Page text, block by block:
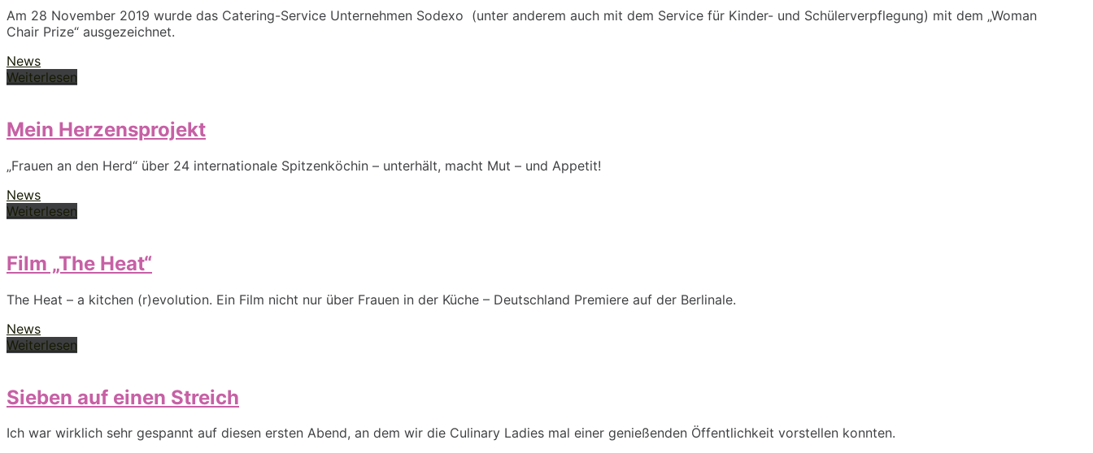
Am 28 November 2019 wurde das Catering-Service Unternehmen Sodexo (unter anderem auch mit dem Service für Kinder- und Schülerverpflegung) mit dem „Woman
Chair Prize“ ausgezeichnet.
News
Weiterlesen
Mein Herzensprojekt
„Frauen an den Herd“ über 24 internationale Spitzenköchin – unterhält, macht Mut – und Appetit!
News
Weiterlesen
Film „The Heat“
The Heat – a kitchen (r)evolution. Ein Film nicht nur über Frauen in der Küche – Deutschland Premiere auf der Berlinale.
News
Weiterlesen
Sieben auf einen Streich
Ich war wirklich sehr gespannt auf diesen ersten Abend, an dem wir die Culinary Ladies mal einer genießenden Öffentlichkeit vorstellen konnten.